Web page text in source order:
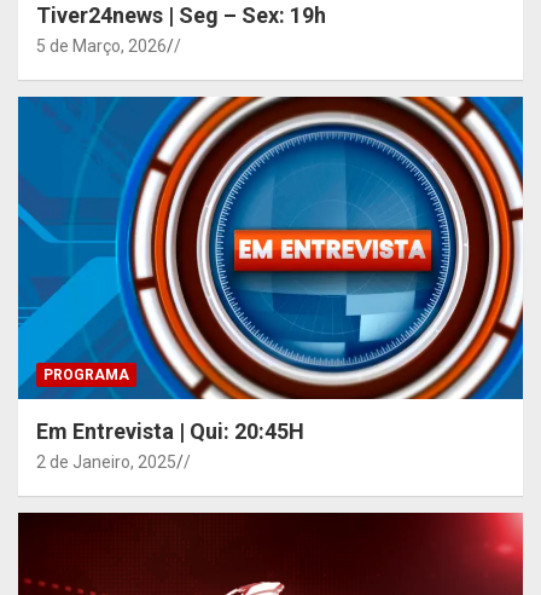
Tiver24news | Seg – Sex: 19h
5 de Março, 2026 /
PROGRAMA
Em Entrevista | Qui: 20:45H
2 de Janeiro, 2025 /